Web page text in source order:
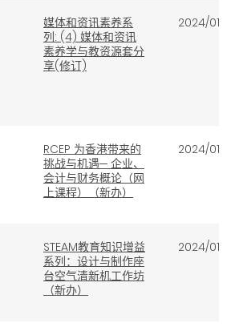
媒体和资讯素养系
列: (4) 媒体和资讯
素养学与教资源套分
享(修订)
2024/01/31
RCEP 为香港带来的
挑战与机遇─ 企业、
会计与财务概论（网
上课程）（新办）
2024/01/
STEAM教育知识增益
系列：设计与制作座
台空气清新机工作坊
（新办）
2024/01/